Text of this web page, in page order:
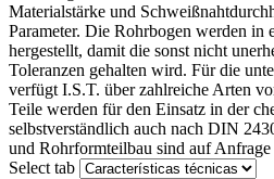
Materialstärke und
Parameter. Die Rohrbogen werden in
hergestellt, damit die sonst nicht
Toleranzen gehalten wird. Für die
verfügt I.S.T. über zahlreiche Arten
Teile werden für den Einsatz in der
selbstverständlich auch nach DIN
und Rohrformteilbau sind auf Anfrage
Select tab